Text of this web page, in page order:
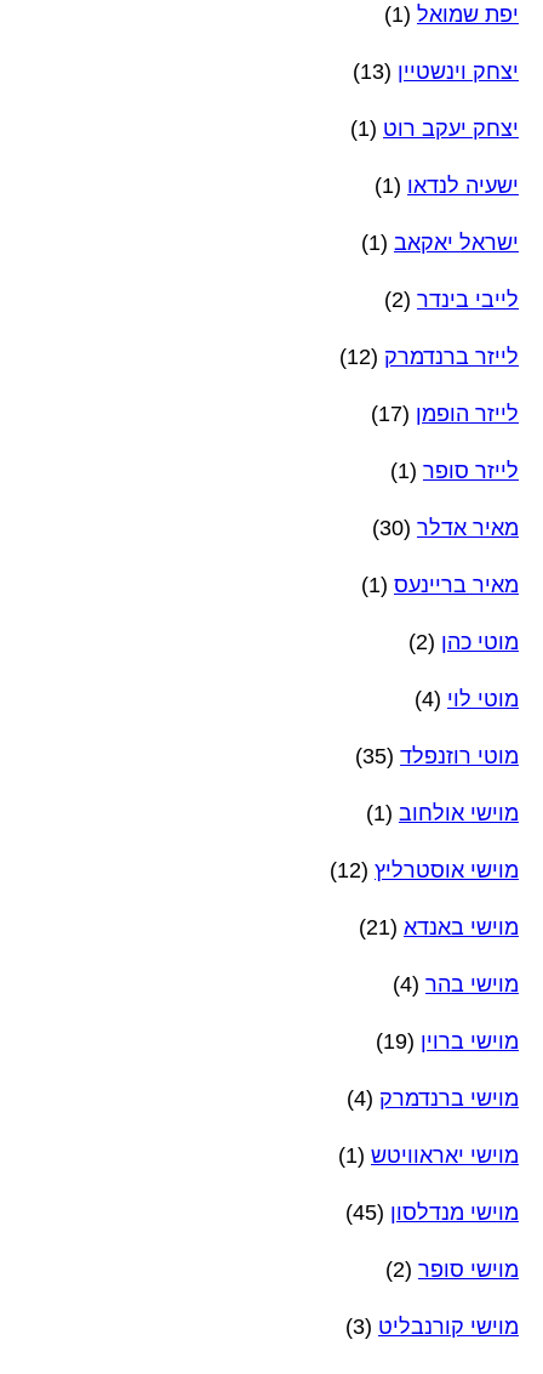
יפת שמואל (1)
יצחק וינשטיין (13)
יצחק יעקב רוט (1)
ישעיה לנדאו (1)
ישראל יאקאב (1)
לייבי בינדר (2)
לייזר ברנדמרק (12)
לייזר הופמן (17)
לייזר סופר (1)
מאיר אדלר (30)
מאיר בריינעס (1)
מוטי כהן (2)
מוטי לוי (4)
מוטי רוזנפלד (35)
מוישי אולחוב (1)
מוישי אוסטרליץ (12)
מוישי באנדא (21)
מוישי בהר (4)
מוישי ברוין (19)
מוישי ברנדמרק (4)
מוישי יאראוויטש (1)
מוישי מנדלסון (45)
מוישי סופר (2)
מוישי קורנבליט (3)